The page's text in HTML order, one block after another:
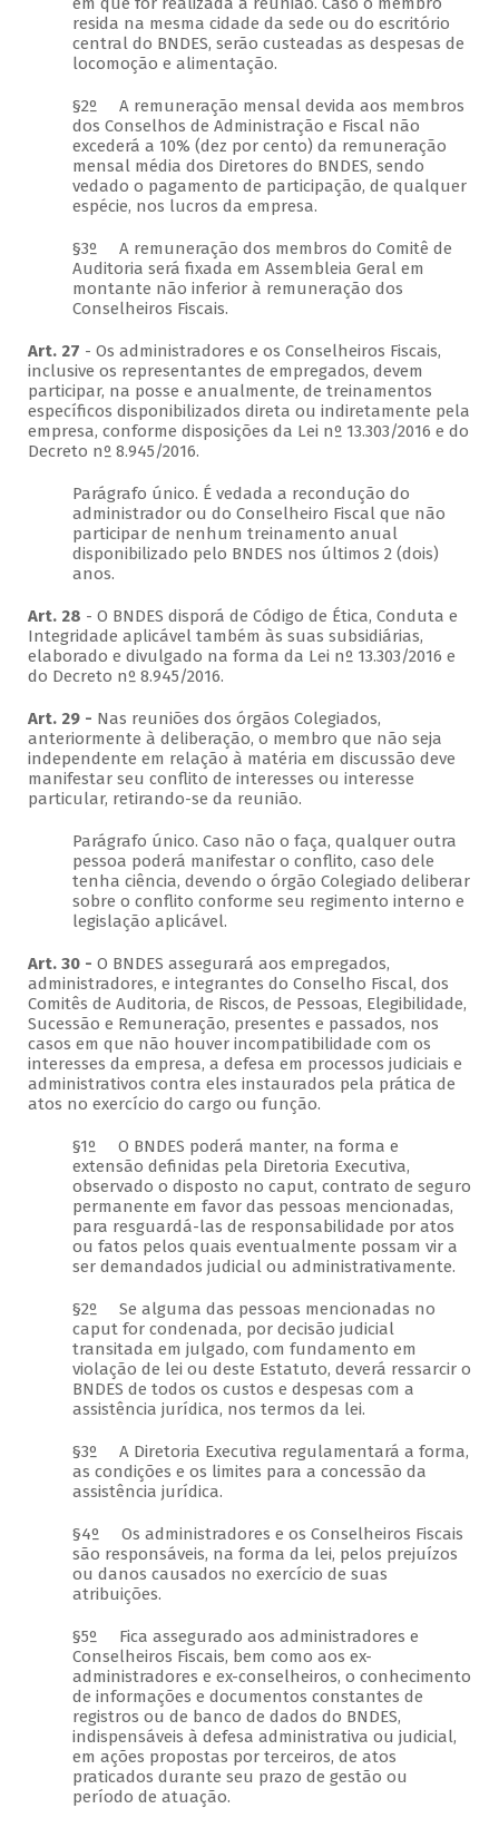
resida na mesma cidade da sede ou do escritório
central do BNDES, serão custeadas as despesas de
locomoção e alimentação.
§2º A remuneração mensal devida aos membros
dos Conselhos de Administração e Fiscal não
excederá a 10% (dez por cento) da remuneração
mensal média dos Diretores do BNDES, sendo
vedado o pagamento de participação, de qualquer
espécie, nos lucros da empresa.
§3º A remuneração dos membros do Comitê de
Auditoria será fixada em Assembleia Geral em
montante não inferior à remuneração dos
Conselheiros Fiscais.
Art. 27 - Os administradores e os Conselheiros Fiscais,
inclusive os representantes de empregados, devem
participar, na posse e anualmente, de treinamentos
específicos disponibilizados direta ou indiretamente pela
empresa, conforme disposições da Lei nº 13.303/2016 e do
Decreto nº 8.945/2016.
Parágrafo único. É vedada a recondução do
administrador ou do Conselheiro Fiscal que não
participar de nenhum treinamento anual
disponibilizado pelo BNDES nos últimos 2 (dois)
anos.
Art. 28 - O BNDES disporá de Código de Ética, Conduta e
Integridade aplicável também às suas subsidiárias,
elaborado e divulgado na forma da Lei nº 13.303/2016 e
do Decreto nº 8.945/2016.
Art. 29 - Nas reuniões dos órgãos Colegiados,
anteriormente à deliberação, o membro que não seja
independente em relação à matéria em discussão deve
manifestar seu conflito de interesses ou interesse
particular, retirando-se da reunião.
Parágrafo único. Caso não o faça, qualquer outra
pessoa poderá manifestar o conflito, caso dele
tenha ciência, devendo o órgão Colegiado deliberar
sobre o conflito conforme seu regimento interno e
legislação aplicável.
Art. 30 - O BNDES assegurará aos empregados,
administradores, e integrantes do Conselho Fiscal, dos
Comitês de Auditoria, de Riscos, de Pessoas, Elegibilidade,
Sucessão e Remuneração, presentes e passados, nos
casos em que não houver incompatibilidade com os
interesses da empresa, a defesa em processos judiciais e
administrativos contra eles instaurados pela prática de
atos no exercício do cargo ou função.
§1º O BNDES poderá manter, na forma e
extensão definidas pela Diretoria Executiva,
observado o disposto no caput, contrato de seguro
permanente em favor das pessoas mencionadas,
para resguardá-las de responsabilidade por atos
ou fatos pelos quais eventualmente possam vir a
ser demandados judicial ou administrativamente.
§2º Se alguma das pessoas mencionadas no
caput for condenada, por decisão judicial
transitada em julgado, com fundamento em
violação de lei ou deste Estatuto, deverá ressarcir o
BNDES de todos os custos e despesas com a
assistência jurídica, nos termos da lei.
§3º A Diretoria Executiva regulamentará a forma,
as condições e os limites para a concessão da
assistência jurídica.
§4º Os administradores e os Conselheiros Fiscais
são responsáveis, na forma da lei, pelos prejuízos
ou danos causados no exercício de suas
atribuições.
§5º Fica assegurado aos administradores e
Conselheiros Fiscais, bem como aos ex-
administradores e ex-conselheiros, o conhecimento
de informações e documentos constantes de
registros ou de banco de dados do BNDES,
indispensáveis à defesa administrativa ou judicial,
em ações propostas por terceiros, de atos
praticados durante seu prazo de gestão ou
período de atuação.